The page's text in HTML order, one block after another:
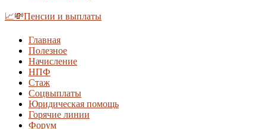
📈💸Пенсии и выплаты
Главная
Полезное
Начисление
НПФ
Стаж
Соцвыплаты
Юридическая помощь
Горячие линии
Форум